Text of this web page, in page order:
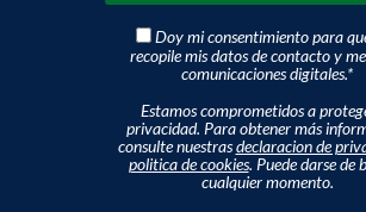
Doy mi consentimiento para
recopile mis datos de contacto y
comunicaciones digitales.*
Estamos comprometidos a
privacidad. Para obtener más
consulte nuestrasdeclaracion de
politica de cookies. Puede darse de
cualquier momento.